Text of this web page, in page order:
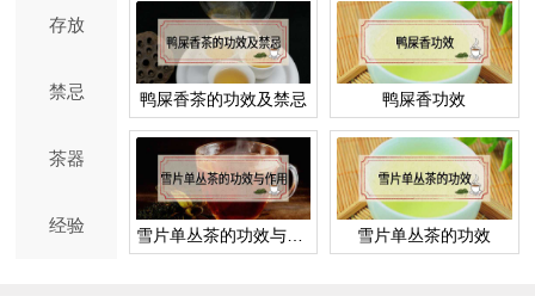
存放
禁忌
茶器
经验
鸭屎香茶的功效及禁忌 鸭屎香功效
雪片单丛茶的功效与作用 雪片单丛茶的功效